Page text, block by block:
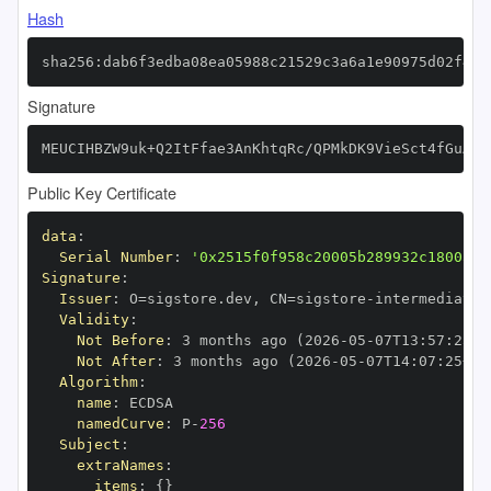
Hash
Signature
MEUCIHBZW9uk+Q2ItFfae3AnKhtqRc/
Public Key Certificate
data :
Serial Number:
Signature :
Issuer: O=sigstore.dev , CN=sigstore -
Validity:
Not Before : 3 months ago (2026 -05 -07T13 : 57 :
Not After: 3 months ago (2026 -05 -07T14: 07 : 25+00
Algorithm:
name :
namedCurve : P- 256
Subject :
extraNames :
items : { }